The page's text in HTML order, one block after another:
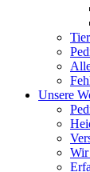
Unsere
Wir